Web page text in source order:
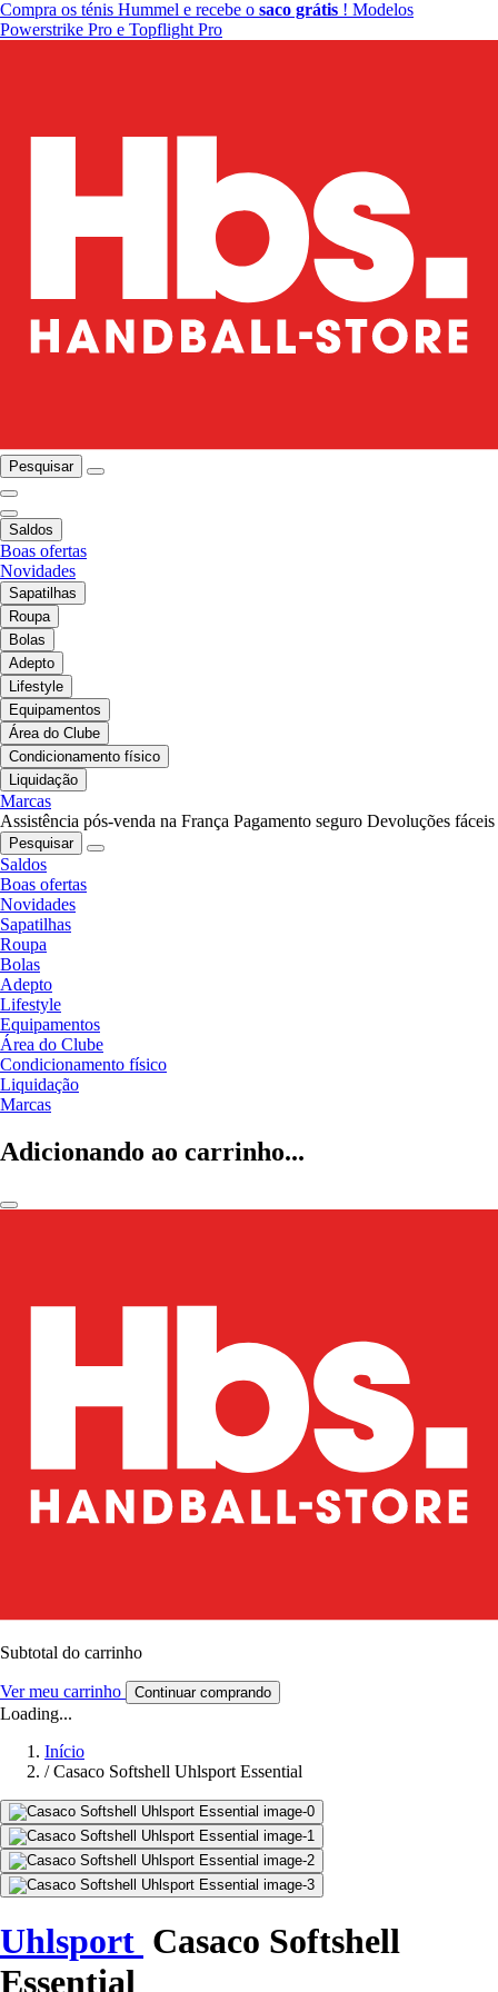
Compra os ténis Hummel e recebe o saco grátis ! Modelos
Powerstrike Pro e Topflight Pro
Pesquisar
Saldos
Boas ofertas
Novidades
Sapatilhas
Roupa
Bolas
Adepto
Lifestyle
Equipamentos
Área do Clube
Condicionamento físico
Liquidação
Marcas
Assistência pós-venda na França Pagamento seguro Devoluções fáceis
Pesquisar
Saldos
Boas ofertas
Novidades
Sapatilhas
Roupa
Bolas
Adepto
Lifestyle
Equipamentos
Área do Clube
Condicionamento físico
Liquidação
Marcas
Adicionando ao carrinho...
Subtotal do carrinho
Ver meu carrinho Continuar comprando
Loading...
Início
/ Casaco Softshell Uhlsport Essential
Uhlsport Casaco Softshell
Essential